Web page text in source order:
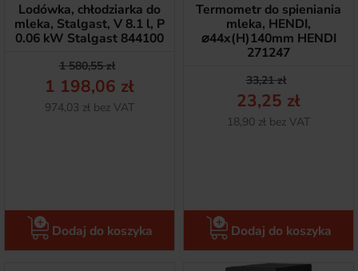
Lodówka, chłodziarka do
mleka, Stalgast, V 8.1 l, P
0.06 kW Stalgast 844100
Cena podstawowa
1 580,55 zł
Cena
1 198,06 zł
Netto
974,03 zł bez VAT
Dodaj do koszyka
Termometr do spieniania
mleka, HENDI,
⌀44x(H)140mm HENDI
271247
Cena
33,21 zł
Cena
23,25 zł
Netto
18,90 zł bez VAT
Dodaj do koszyka